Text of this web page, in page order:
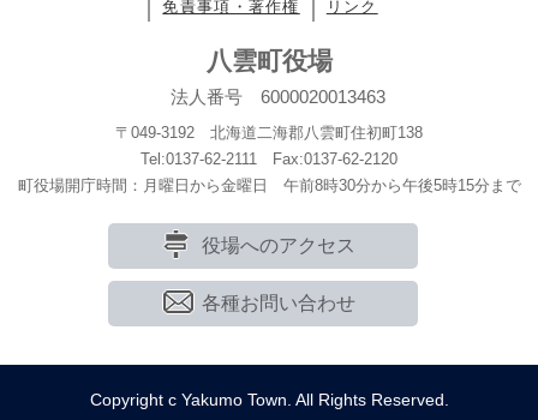
免責事項・著作権 リンク
八雲町役場
法人番号 6000020013463
〒049-3192 北海道二海郡八雲町住初町138
Tel:0137-62-2111 Fax:0137-62-2120
町役場開庁時間：月曜日から金曜日 午前8時30分から午後5時15分まで
役場へのアクセス
各種お問い合わせ
Copyright c Yakumo Town. All Rights Reserved.